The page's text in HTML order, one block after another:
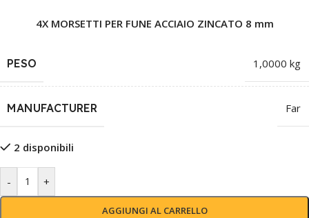
4X MORSETTI PER FUNE ACCIAIO ZINCATO 8 mm
PESO 1,0000 kg
MANUFACTURER Far
2 disponibili
- +
AGGIUNGI AL CARRELLO